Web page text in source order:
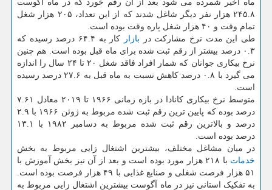
ماه اخیر شمرده می شود بعد از آن رقم خورد که در ماه آگوست
۲۴۵.۸ هزار نفر دیگر شاغل شدند که از این تعداد، ۲۰۵ هزار شغل
تمام وقت و ۴۰ هزار شغل پاره وقت بوده است.
طی این مدت نرخ مشارکت در بازار
کار به ۶۴.۴ درصد رسیده که
۰.۳ درصد بیشتر از رقم ثبت شده برای ماه قبل بوده است. هم چنین
نرخ بیکاری جوانان که شمار افراد فاقد شغل ۲۰ تا ۲۴ سال را اندازه
می گیرد با ۰.۸ درصد کاهش نسبت به ماه قبل به ۲۷.۶ درصد رسیده
است.
متوسط نرخ بیکاری کانادا در بازه زمانی ۱۹۶۶ تا ۲۰۱۹ معادل ۷.۶۱
درصد بوده که پایین ترین رقم ثبت شده مربوط به ژوئن ۱۹۶۶ با ۲.۹
درصد و بالاترین رقم ثبت شده مربوط به دسامبر ۱۹۸۲ با ۱۳.۱
درصد بوده است.
در میان مشاغل مختلف، بیشترین اشتغال زایی مربوط به بخش
خدمات
با ۲۱۸ هزار مورد بوده است و بعد از آن نیز بخش آموزش با
۵۱ هزار فرصت شغلی و صنایع غذایی با ۴۹ هزار فرصت بوده است.
به تفکیک استانی نیز در ماه آگوست بیشترین اشتغال زایی مربوط به